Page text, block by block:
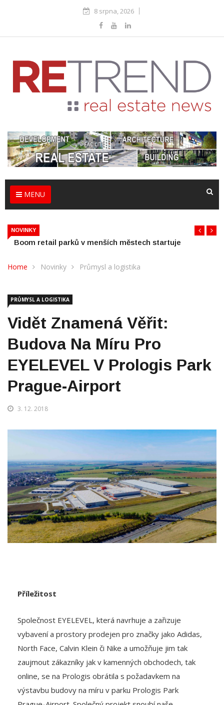
8 srpna, 2026
MENU
NOVINKY Boom retail parků v menších městech startuje
Home Novinky Průmysl a logistika
Vidět Znamená Věřit:
Budova Na Míru Pro
EYELEVEL V Prologis Park
Prague-Airport
3. 12. 2018
Společnost EYELEVEL, která navrhuje a zařizuje
North Face, Calvin Klein či Nike a umožňuje jim tak
zaujmout zákazníky jak v kamenných obchodech, tak
online, se na Prologis obrátila s požadavkem na
výstavbu budovy na míru v parku Prologis Park
Prague-Airport. Společný projekt snoubí naše
zkušenosti se stavbou vysoce kvalitních, efektivních a